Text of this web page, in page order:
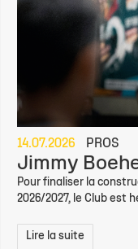
14.07.2026 PROS
Jimmy
Pour finaliser la
2026/2027, le Club est
Lire la suite